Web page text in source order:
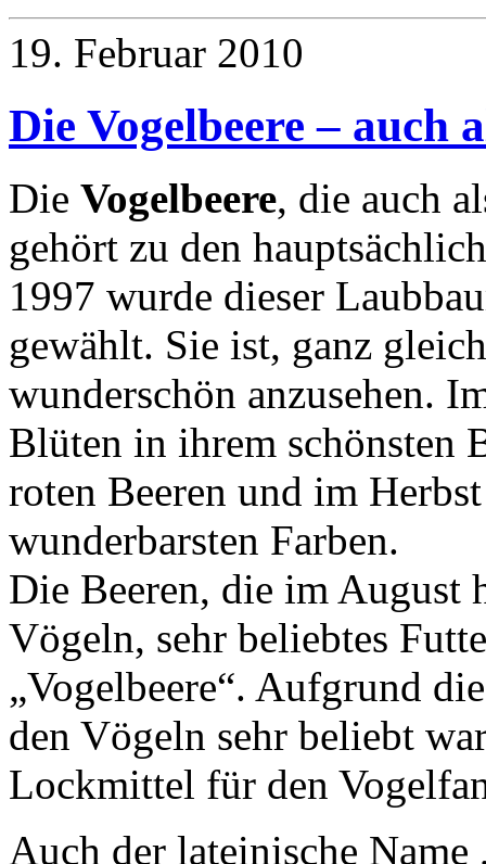
19. Februar 2010
Die Vogelbeere – auch
Die Vogelbeere, die auch
gehört zu den
1997 wurde dieser
gewählt. Sie ist, ganz
wunderschön anzusehen.
Blüten in ihrem schönsten
roten Beeren und im
wunderbarsten Farben.
Die Beeren, die im August
Vögeln, sehr beliebtes
„Vogelbeere“. Aufgrund
den Vögeln sehr beliebt
Lockmittel für den
Auch der lateinische Name